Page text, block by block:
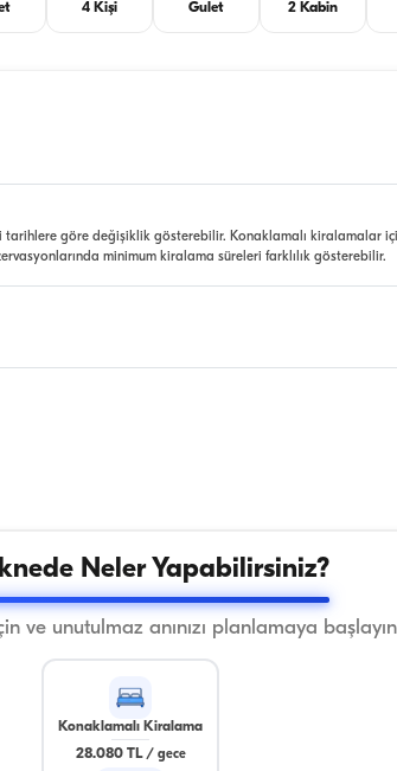
4 Kişi Gulet 2 Kabin
tarihlere göre değişiklik gösterebilir. Konaklamalı kiralamalar
minimum kiralama süreleri farklılık gösterebilir.
Neler Yapabilirsiniz?
ve unutulmaz anınızı planlamaya başlayın
Konaklamalı Kiralama
28.080 TL/ gece